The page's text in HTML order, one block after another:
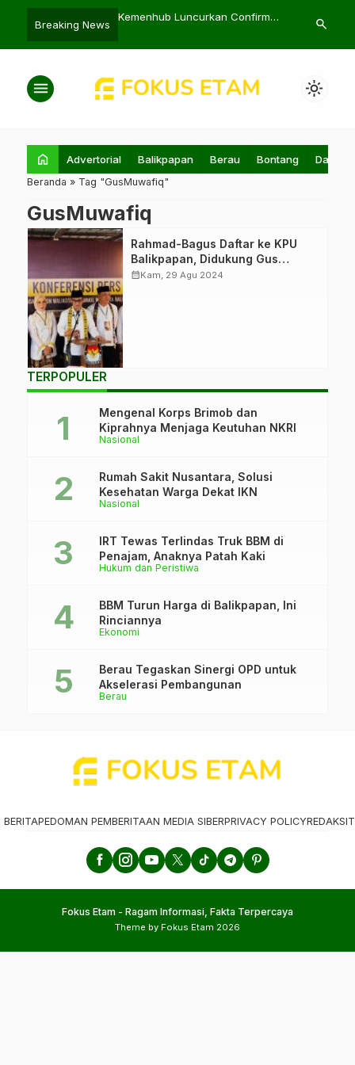
Breaking News
Liga 2
Kemenhub Luncurkan Confirm
BBM di
search
menu light_mode
home Advertorial Balikpapan Berau Bontang Daerah
Beranda » Tag "GusMuwafiq"
GusMuwafiq
Rahmad Mas'ud-
memberikan
keterangan usai
mendaftar di KPU
Kota Balikpapan.
(Foto:
FokusEtam.com)
Rahmad-Bagus Daftar ke KPU
Balikpapan, Didukung Gus
Muwafiq
calendar_monthKam, 29 Agu 2024
TERPOPULER
Nasional
Mengenal Korps Brimob dan
Kiprahnya Menjaga Keutuhan NKRI
Nasional
Rumah Sakit Nusantara, Solusi
Kesehatan Warga Dekat IKN
Hukum dan Peristiwa
IRT Tewas Terlindas Truk BBM di
Penajam, Anaknya Patah Kaki
Ekonomi
BBM Turun Harga di Balikpapan, Ini
Rinciannya
Berau
Berau Tegaskan Sinergi OPD untuk
Akselerasi Pembangunan
BERITAPEDOMAN PEMBERITAAN MEDIA SIBERPRIVACY POLICYREDAKSI
Fokus Etam - Ragam Informasi, Fakta Terpercaya
Theme by Fokus Etam 2026